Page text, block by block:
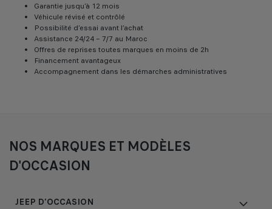
Garantie jusqu’à 12 mois
Véhicule révisé et contrôlé
Possibilité d’essai avant l’achat
Assistance 24/24 – 7/7 au Maroc
Offres de reprises toutes marques en moins de 2h
Financement avantageux
Accompagnement dans les démarches administratives
NOS MARQUES ET MODÈLES
D'OCCASION
JEEP D'OCCASION